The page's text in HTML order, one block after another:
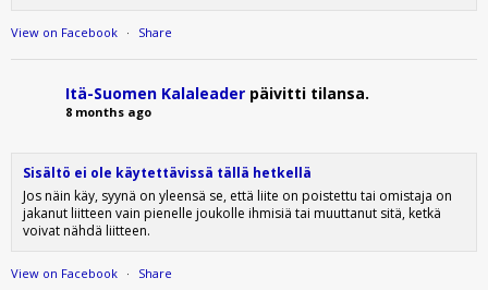
View on Facebook · Share
Itä-Suomen Kalaleader päivitti tilansa.
8 months ago
Sisältö ei ole käytettävissä tällä hetkellä
Jos näin käy, syynä on yleensä se, että liite on poistettu tai omistaja on
jakanut liitteen vain pienelle joukolle ihmisiä tai muuttanut sitä, ketkä
voivat nähdä liitteen.
View on Facebook · Share